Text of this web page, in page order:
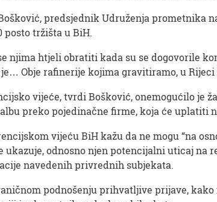
predsjednik Udruženja prometnika
posto tržišta u BiH.
njima htjeli obratiti kada su se dogovorile
Obje rafinerije kojima gravitiramo, u Rijeci
vijeće, tvrdi Bošković, onemogućilo je
preko pojedinačne firme, koja će uplatiti
vijeću BiH kažu da ne mogu “na
ukazuje, odnosno njen potencijalni uticaj
navedenih privrednih subjekata.
podnošenju prihvatljive prijave,